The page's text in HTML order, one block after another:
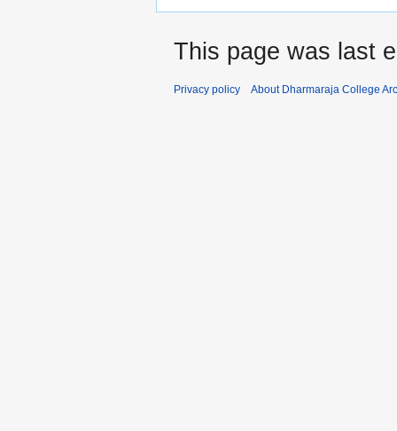
This page was last
Privacy policy About Dharmaraja College